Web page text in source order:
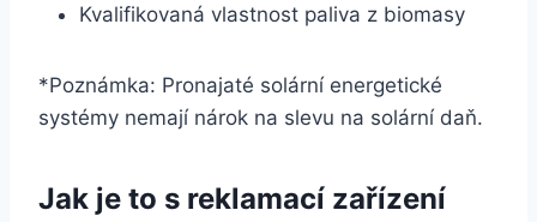
Kvalifikovaná vlastnost paliva z biomasy
*Poznámka: Pronajaté solární energetické
systémy nemají nárok na slevu na solární daň.
Jak je to s reklamací zařízení